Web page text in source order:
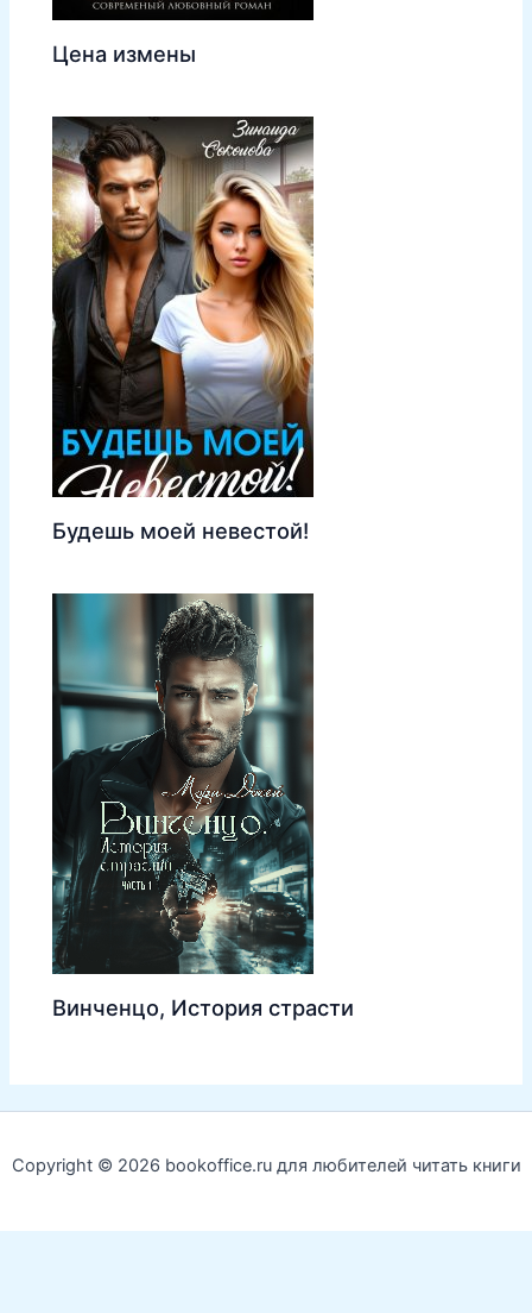
Цена измены
Будешь моей невестой!
Винченцо, История страсти
Copyright © 2026 bookoffice.ru для любителей читать книги